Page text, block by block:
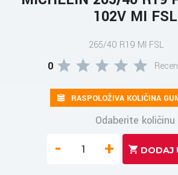
102V MI FSL
265/40 R19 MI FSL
0
RASPOLOŽIVA KOLIČINA
Odaberite količinu
- +